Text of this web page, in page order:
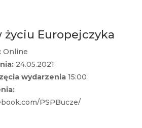
życiu Europejczyka
Online
24.05.2021
wydarzenia 15:00
PSPBucze/